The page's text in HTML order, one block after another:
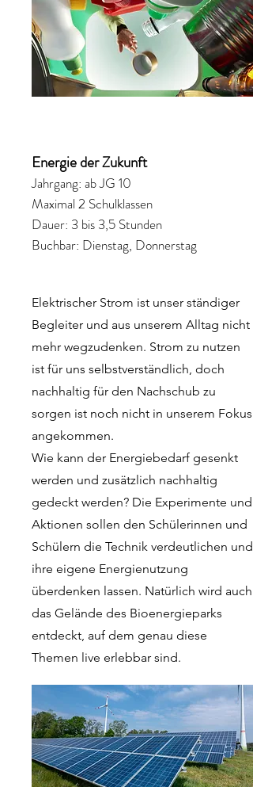
Energie der Zukunft
Jahrgang: ab JG 10
Maximal 2 Schulklassen
Dauer: 3 bis 3,5 Stunden
Buchbar: Dienstag, Donnerstag
Elektrischer Strom ist unser ständiger
Begleiter und aus unserem Alltag nicht
mehr wegzudenken. Strom zu nutzen
ist für uns selbstverständlich, doch
nachhaltig für den Nachschub zu
sorgen ist noch nicht in unserem Fokus
angekommen.
Wie kann der Energiebedarf gesenkt
werden und zusätzlich nachhaltig
gedeckt werden? Die Experimente und
Aktionen sollen den Schülerinnen und
Schülern die Technik verdeutlichen und
ihre eigene Energienutzung
überdenken lassen. Natürlich wird auch
das Gelände des Bioenergieparks
entdeckt, auf dem genau diese
Themen live erlebbar sind.